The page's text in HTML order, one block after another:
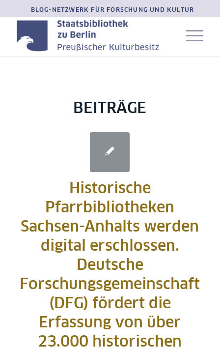
BLOG-NETZWERK FÜR FORSCHUNG UND KULTUR
BEITRÄGE
Historische
Pfarrbibliotheken
Sachsen-Anhalts werden
digital erschlossen.
Deutsche
Forschungsgemeinschaft
(DFG) fördert die
Erfassung von über
23.000 historischen